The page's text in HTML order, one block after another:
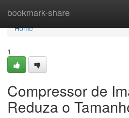
bookmark-share
Home
Home
1
Compressor de
Reduza o